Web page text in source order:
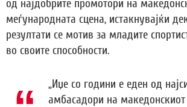
од најдобрите промотори на
меѓународната сцена, истакнувајќи
резултати се мотив за младите
во своите способности.
„Иџе со години е еден од
амбасадори на македонскиот